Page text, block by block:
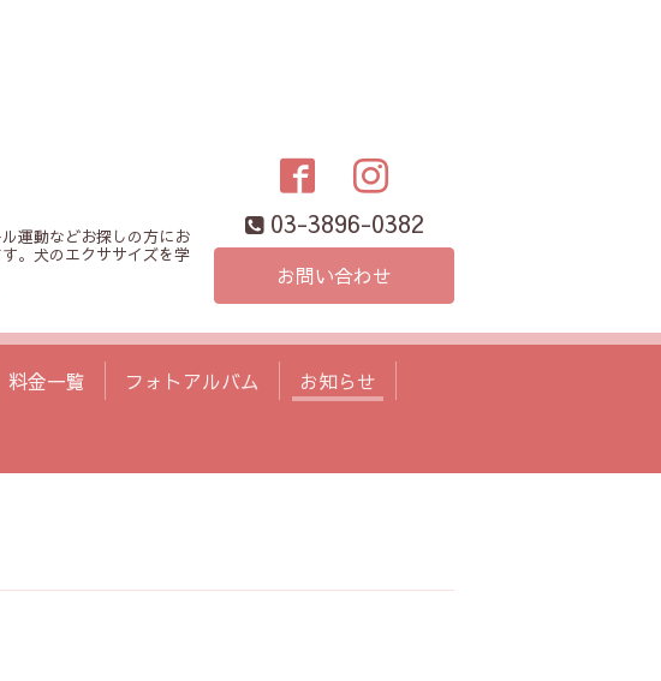
運動などお探しの方にお
。犬のエクササイズを学
03-3896-0382
お問い合わせ
料金一覧 フォトアルバム お知らせ